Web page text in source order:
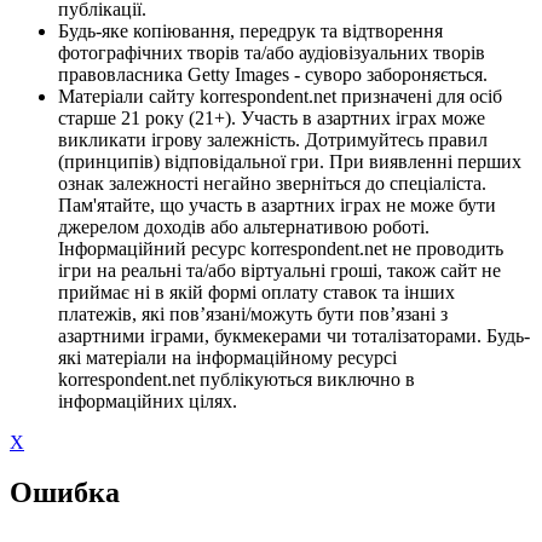
публікації.
Будь-яке копіювання, передрук та відтворення
фотографічних творів та/або аудіовізуальних творів
правовласника Getty Images - суворо забороняється.
Матеріали сайту korrespondent.net призначені для осіб
старше 21 року (21+). Участь в азартних іграх може
викликати ігрову залежність. Дотримуйтесь правил
(принципів) відповідальної гри. При виявленні перших
ознак залежності негайно зверніться до спеціаліста.
Пам'ятайте, що участь в азартних іграх не може бути
джерелом доходів або альтернативою роботі.
Інформаційний ресурс korrespondent.net не проводить
ігри на реальні та/або віртуальні гроші, також сайт не
приймає ні в якій формі оплату ставок та інших
платежів, які пов’язані/можуть бути пов’язані з
азартними іграми, букмекерами чи тоталізаторами. Будь-
які матеріали на інформаційному ресурсі
korrespondent.net публікуються виключно в
інформаційних цілях.
X
Ошибка